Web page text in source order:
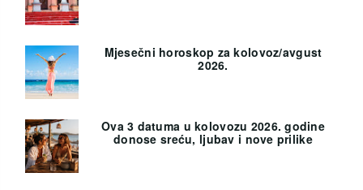
Mjesečni horoskop za kolovoz/avgust
2026.
Ova 3 datuma u kolovozu 2026. godine
donose sreću, ljubav i nove prilike